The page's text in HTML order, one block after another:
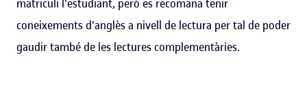
matriculi l'estudiant, però es recomana tenir
coneixements d'anglès a nivell de lectura per tal de poder
gaudir també de les lectures complementàries.